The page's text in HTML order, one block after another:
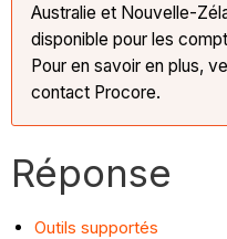
Australie et Nouvelle-
disponible pour les
Pour en savoir en plus,
contact Procore.
Réponse
Outils supportés